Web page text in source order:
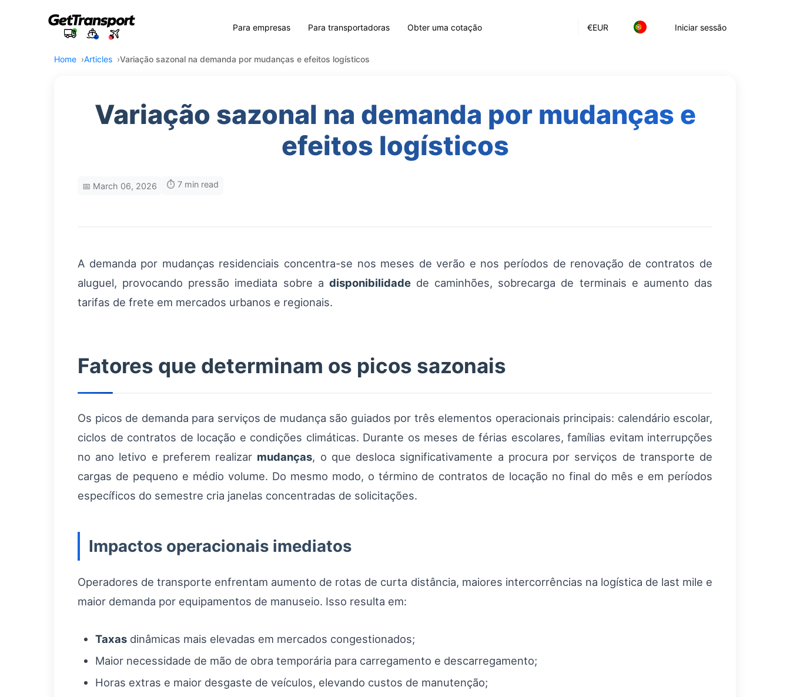
€EUR Iniciar sessão
Para empresas Para transportadoras Obter uma cotação
Home Articles Variação sazonal na demanda por mudanças e efeitos logísticos
Variação sazonal na demanda por mudanças e
efeitos logísticos
📅 March 06, 2026 ⏱️ 7 min read
A demanda por mudanças residenciais concentra-se nos meses de verão e nos períodos de renovação de contratos de
aluguel, provocando pressão imediata sobre a disponibilidadede caminhões, sobrecarga de terminais e aumento das
tarifas de frete em mercados urbanos e regionais.
Fatores que determinam os picos sazonais
Os picos de demanda para serviços de mudança são guiados por três elementos operacionais principais: calendário escolar,
ciclos de contratos de locação e condições climáticas. Durante os meses de férias escolares, famílias evitam interrupções
no ano letivo e preferem realizar mudanças, o que desloca significativamente a procura por serviços de transporte de
cargas de pequeno e médio volume. Do mesmo modo, o término de contratos de locação no final do mês e em períodos
específicos do semestre cria janelas concentradas de solicitações.
Impactos operacionais imediatos
Operadores de transporte enfrentam aumento de rotas de curta distância, maiores intercorrências na logística de last mile e
maior demanda por equipamentos de manuseio. Isso resulta em:
Taxas dinâmicas mais elevadas em mercados congestionados;
Maior necessidade de mão de obra temporária para carregamento e descarregamento;
Horas extras e maior desgaste de veículos, elevando custos de manutenção;